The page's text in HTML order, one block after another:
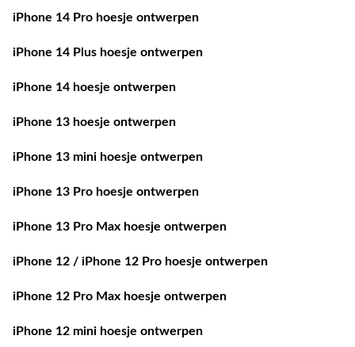
iPhone 14 Pro hoesje ontwerpen
iPhone 14 Plus hoesje ontwerpen
iPhone 14 hoesje ontwerpen
iPhone 13 hoesje ontwerpen
iPhone 13 mini hoesje ontwerpen
iPhone 13 Pro hoesje ontwerpen
iPhone 13 Pro Max hoesje ontwerpen
iPhone 12 / iPhone 12 Pro hoesje ontwerpen
iPhone 12 Pro Max hoesje ontwerpen
iPhone 12 mini hoesje ontwerpen